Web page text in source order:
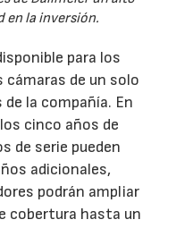
en la inversión.
para los
de un solo
la compañía. En
cinco años de
de serie pueden
adicionales,
podrán ampliar
cobertura hasta un